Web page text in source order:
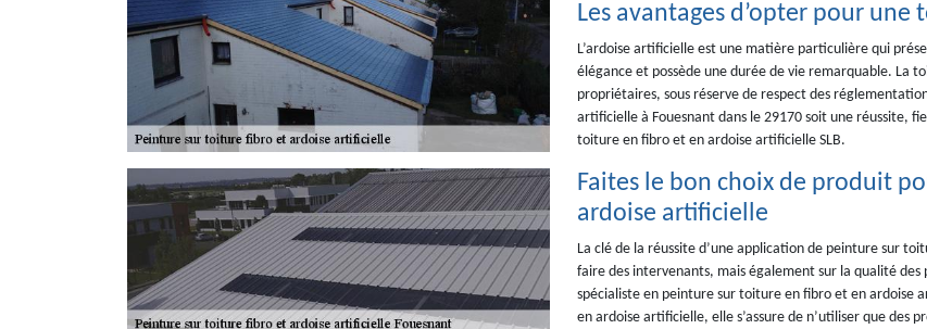
Les avantages d’opter pour
L’ardoise artificielle est une matière particulière qui
élégance et possède une durée de vie remarquable. La
propriétaires, sous réserve de respect des
artificielle à Fouesnant dans le 29170 soit une réussite,
toiture en fibro et en ardoise artificielle SLB.
Faites le bon choix de produit
ardoise artificielle
La clé de la réussite d’une application de peinture sur
faire des intervenants, mais également sur la qualité des
spécialiste en peinture sur toiture en fibro et en ardoise
en ardoise artificielle, elle s’assure de n’utiliser que